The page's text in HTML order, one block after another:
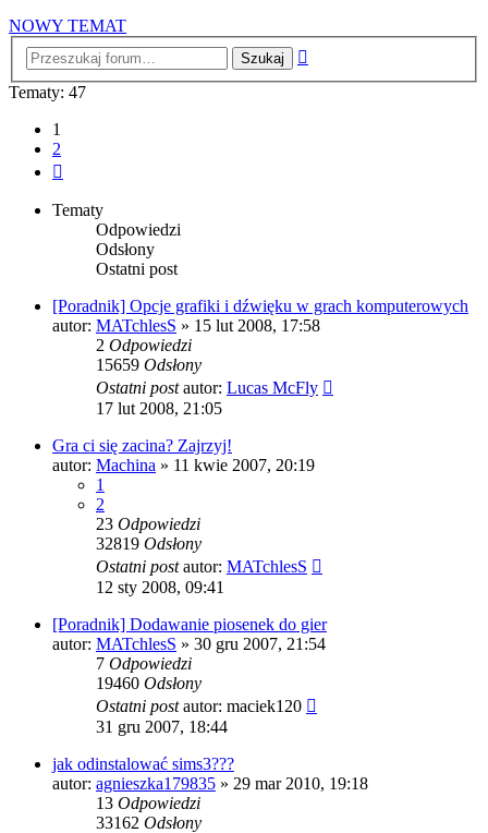
NOWY TEMAT
Tematy: 47
1
2
Tematy
Odpowiedzi
Odsłony
Ostatni post
[Poradnik] Opcje grafiki i dźwięku w grach komputerowych
autor: MATchlesS » 15 lut 2008, 17:58
2 Odpowiedzi
15659 Odsłony
Ostatni postautor: Lucas McFly
17 lut 2008, 21:05
Gra ci się zacina? Zajrzyj!
autor: Machina » 11 kwie 2007, 20:19
1
2
23 Odpowiedzi
32819 Odsłony
Ostatni postautor: MATchlesS
12 sty 2008, 09:41
[Poradnik] Dodawanie piosenek do gier
autor: MATchlesS » 30 gru 2007, 21:54
7 Odpowiedzi
19460 Odsłony
Ostatni postautor: maciek120
31 gru 2007, 18:44
jak odinstalować sims3???
autor: agnieszka179835 » 29 mar 2010, 19:18
13 Odpowiedzi
33162 Odsłony